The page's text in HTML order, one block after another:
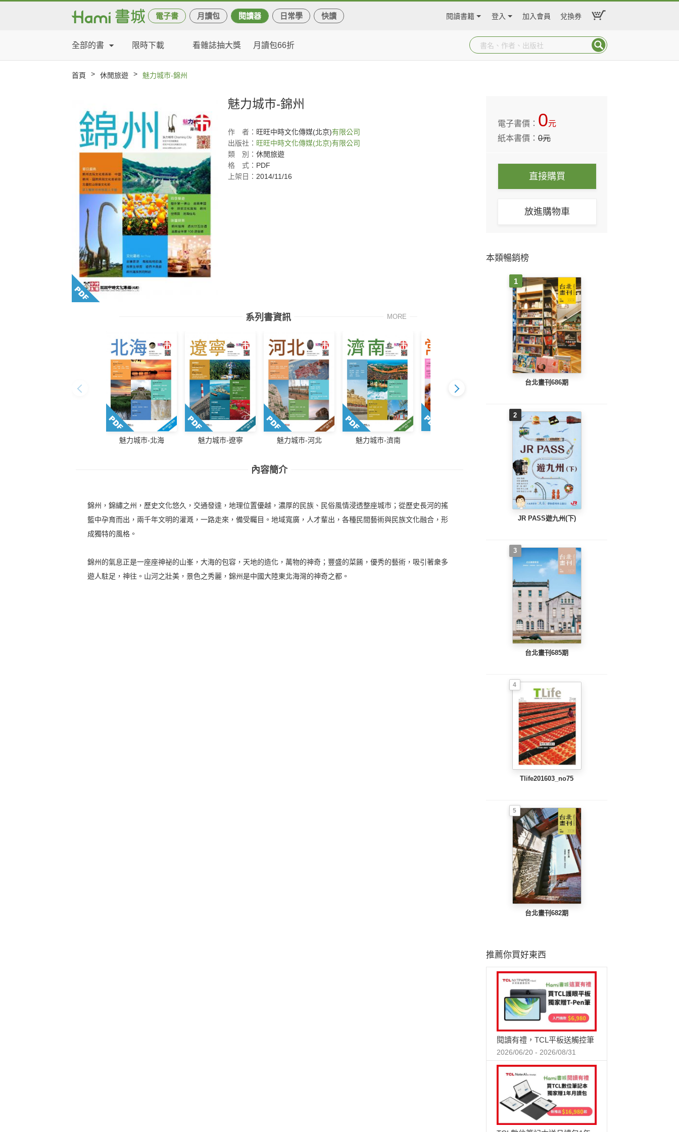
電子書 月讀包 閱讀器 日常學 快讀 閱讀書籍 登入 加入會員 兌換券
全部的書 限時下載 看雜誌抽大獎 月讀包66折
首頁 > 休閒旅遊 > 魅力城巿-錦州
魅力城巿-錦州
作 者： 旺旺中時文化傳媒(北京)有限公司
出版社： 旺旺中時文化傳媒(北京)有限公司
類
別： 休閒旅遊
格
式： PDF
上架日： 2014/11/16
系列書資訊 MORE
魅力城巿-北海 魅力城巿-遼寧 魅力城巿-河北 魅力城巿-濟南 魅力城巿-南寧
內容簡介
錦州，錦繡之州，歷史文化悠久，交通發達，地理位置優越，濃厚的民族、民俗風情浸透整座城市；從歷史長河的搖
籃中孕育而出，兩千年文明的灌溉，一路走來，備受矚目。地域寬廣，人才輩出，各種民間藝術與民族文化融合，形
成獨特的風格。
錦州的氣息正是一座座神祕的山峯，大海的包容，天地的造化，萬物的神奇；豐盛的菜餚，優秀的藝術，吸引著衆多
遊人駐足，神往。山河之壯美，景色之秀麗，錦州是中國大陸東北海灣的神奇之都。
電子書價： 0元
紙本書價：0元
直接購買
放進購物車
本類暢銷榜
1
台北畫刊686期
2
JR PASS遊九州(下)
3
台北畫刊685期
4
Tlife201603_no75
5
台北畫刊682期
推薦你買好東西
閱讀有禮，TCL平板送觸控筆
2026/06/20 - 2026/08/31